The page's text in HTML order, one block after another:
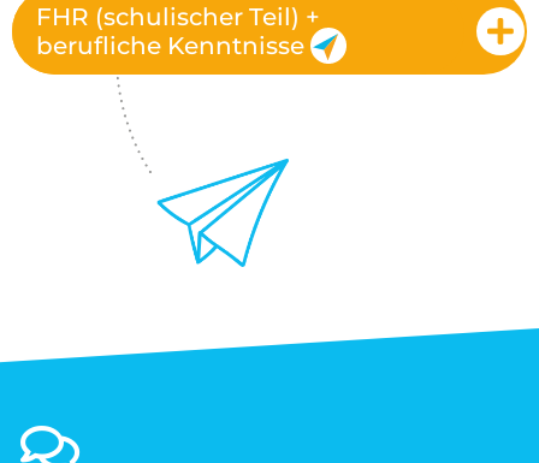
FHR (schulischer Teil) +
berufliche Kenntnisse